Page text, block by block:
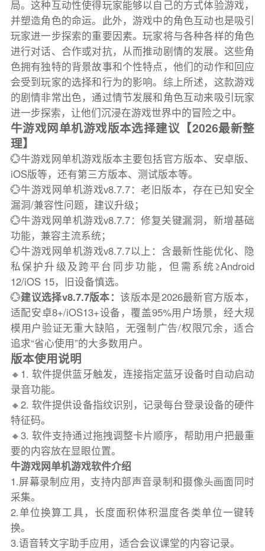
局。这种互动性使得玩家能够以自己的方式体验游戏，
并塑造角色的命运。此外，游戏中的角色互动也是吸引
玩家进一步探索的重要因素。玩家将与各种各样的角色
进行对话、合作或对抗，从而推动剧情的发展。这些角
色拥有独特的背景故事和个性特点，他们的动作和回应
会受到玩家的选择和行为的影响。综上所述，这款游戏
的剧情非常出色，通过情节发展和角色互动来吸引玩家
进一步探索，让他们沉浸在游戏世界中的冒险之中。
牛游戏网单机游戏版本选择建议【2026最新整
理】
💮牛游戏网单机游戏版本主要包括官方版本、安卓版、
iOS版等，还有第三方版本、测试版本等。
💮牛游戏网单机游戏v8.7.7：老旧版本，存在已知安全
漏洞/兼容性问题，建议升级；
💮牛游戏网单机游戏v8.7.7：修复关键漏洞，新增基础
功能，兼容主流系统；
💮牛游戏网单机游戏v8.7.7以上：含最新性能优化、隐
私保护升级及跨平台同步功能，但需系统≥Android
12/iOS 15，旧设备慎选。
💮建议选择v8.7.7版本：该版本是2026最新官方版本，
适配安卓8+/iOS13+设备，覆盖95%用户场景，经大规
模用户验证无重大缺陷，无强制广告/权限冗余，适合
追求“省心使用”的大多数用户。
版本使用说明
🔸1. 软件提供蓝牙触发，连接指定蓝牙设备时自动启动
录音功能。
🔸2. 软件提供设备指纹识别，记录每台登录设备的硬件
特征码。
🔸3. 软件支持通过拖拽调整卡片顺序，帮助用户把最重
要的内容放在显眼位置。
牛游戏网单机游戏软件介绍
1.屏幕录制应用，支持内部声音录制和摄像头画面同时
采集。
2.单位换算工具，长度面积体积温度各类单位一键转
换。
3.语音转文字助手应用，适合会议课堂的内容记录。